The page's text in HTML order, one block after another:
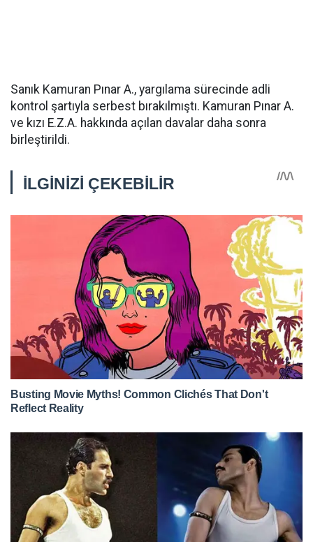
Sanık Kamuran Pınar A., yargılama sürecinde adli
kontrol şartıyla serbest bırakılmıştı. Kamuran Pınar A.
ve kızı E.Z.A. hakkında açılan davalar daha sonra
birleştirildi.